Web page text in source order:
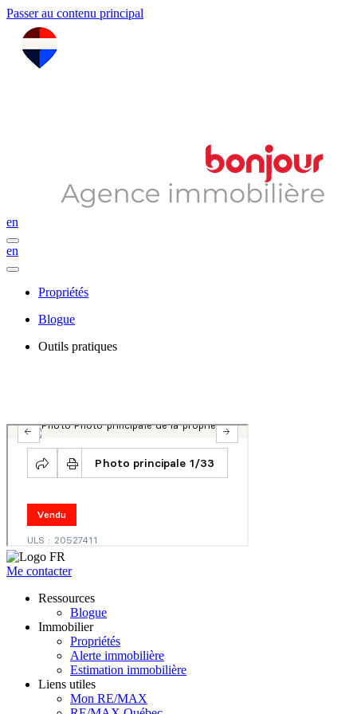
Passer au contenu principal
en
en
Propriétés
Blogue
Outils pratiques
Me contacter
Ressources
Blogue
Immobilier
Propriétés
Alerte immobilière
Estimation immobilière
Liens utiles
Mon RE/MAX